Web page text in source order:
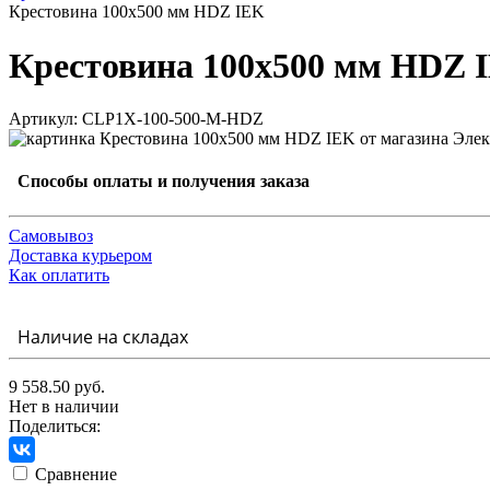
Крестовина 100х500 мм HDZ IEK
Крестовина 100х500 мм HDZ
Артикул: CLP1X-100-500-M-HDZ
Способы оплаты и получения заказа
Самовывоз
Доставка курьером
Как оплатить
Наличие на складах
9 558.50 руб.
Нет в наличии
Поделиться:
Сравнение